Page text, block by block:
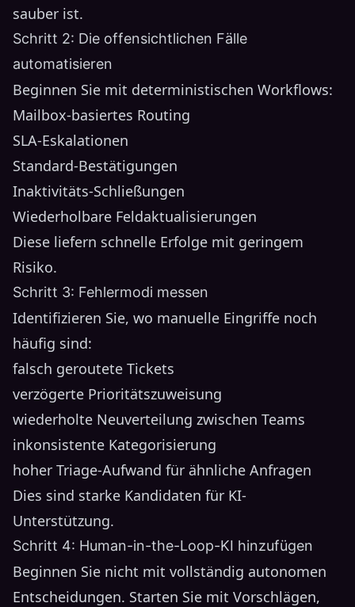
sauber ist.
Schritt 2: Die offensichtlichen Fälle
automatisieren
Beginnen Sie mit deterministischen Workflows:
Mailbox-basiertes Routing
SLA-Eskalationen
Standard-Bestätigungen
Inaktivitäts-Schließungen
Wiederholbare Feldaktualisierungen
Diese liefern schnelle Erfolge mit geringem
Risiko.
Schritt 3: Fehlermodi messen
Identifizieren Sie, wo manuelle Eingriffe noch
häufig sind:
falsch geroutete Tickets
verzögerte Prioritätszuweisung
wiederholte Neuverteilung zwischen Teams
inkonsistente Kategorisierung
hoher Triage-Aufwand für ähnliche Anfragen
Dies sind starke Kandidaten für KI-
Unterstützung.
Schritt 4: Human-in-the-Loop-KI hinzufügen
Beginnen Sie nicht mit vollständig autonomen
Entscheidungen. Starten Sie mit Vorschlägen,